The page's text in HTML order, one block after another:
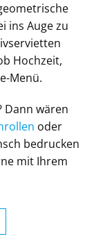
ins Auge zu
Hochzeit,
Menü.
Dann wären
oder
bedrucken
mit Ihrem